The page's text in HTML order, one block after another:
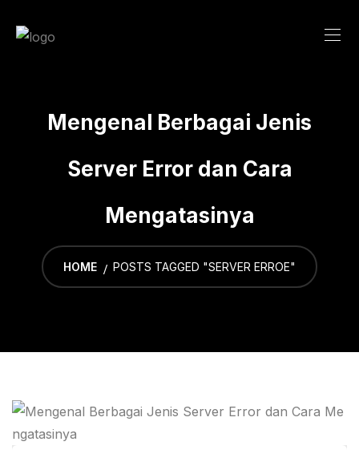
Mengenal Berbagai Jenis
Server Error dan Cara
Mengatasinya
HOME POSTS TAGGED "SERVER ERROE"